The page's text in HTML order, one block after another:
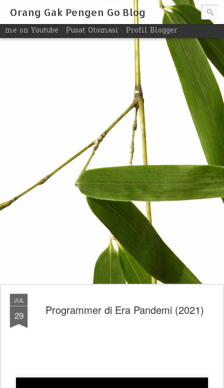
Orang Gak Pengen Go Blog
me on Youtube Pusat Otomasi Profil Blogger
JUL
29 Programmer di Era Pandemi (2021)